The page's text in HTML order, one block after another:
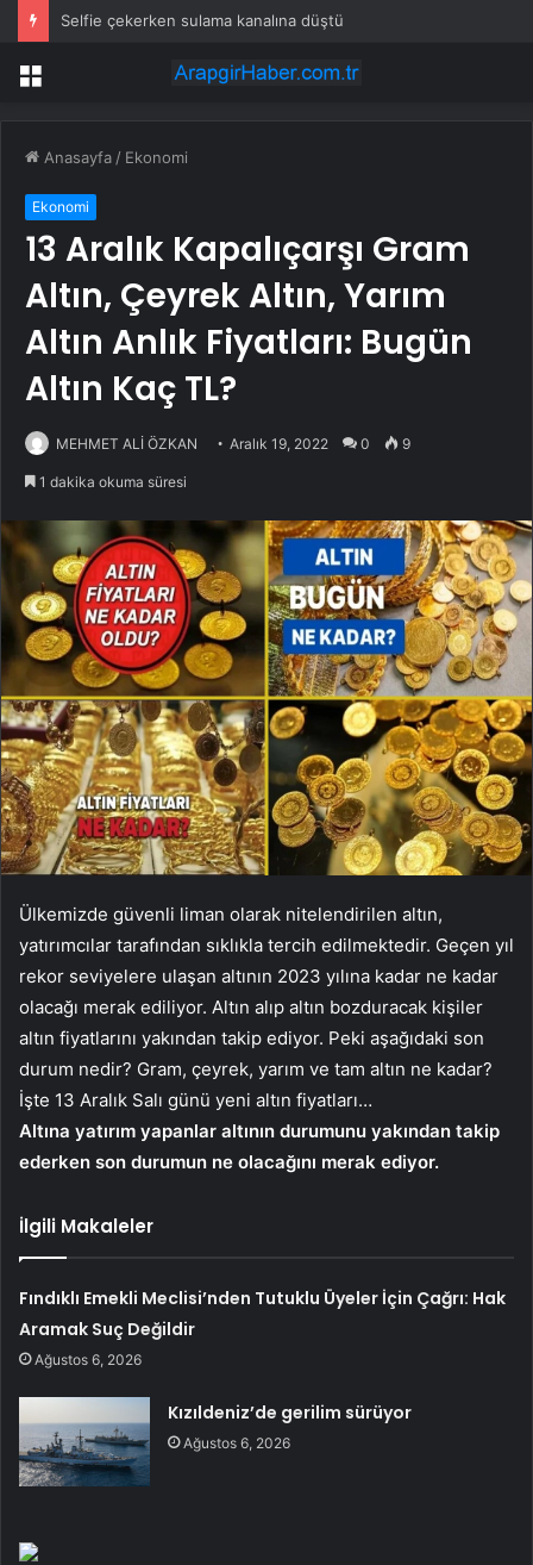
Selfie çekerken sulama kanalına düştü
Menü
Anasayfa / Ekonomi
Ekonomi
13 Aralık Kapalıçarşı Gram
Altın, Çeyrek Altın, Yarım
Altın Anlık Fiyatları: Bugün
Altın Kaç TL?
MEHMET ALİ ÖZKAN Aralık 19, 2022 0 9
1 dakika okuma süresi
Ülkemizde güvenli liman olarak nitelendirilen altın,
yatırımcılar tarafından sıklıkla tercih edilmektedir. Geçen yıl
rekor seviyelere ulaşan altının 2023 yılına kadar ne kadar
olacağı merak ediliyor. Altın alıp altın bozduracak kişiler
altın fiyatlarını yakından takip ediyor. Peki aşağıdaki son
durum nedir? Gram, çeyrek, yarım ve tam altın ne kadar?
İşte 13 Aralık Salı günü yeni altın fiyatları…
Altına yatırım yapanlar altının durumunu yakından takip
ederken son durumun ne olacağını merak ediyor.
İlgili Makaleler
Fındıklı Emekli Meclisi’nden Tutuklu Üyeler İçin Çağrı: Hak
Aramak Suç Değildir
Ağustos 6, 2026
Kızıldeniz’de gerilim sürüyor
Ağustos 6, 2026